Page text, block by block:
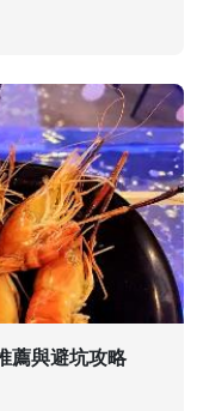
薦與避坑攻略